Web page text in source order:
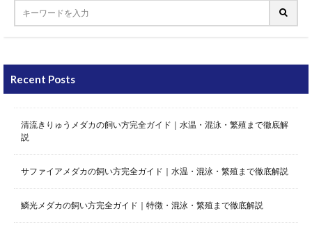
Recent Posts
清流きりゅうメダカの飼い方完全ガイド｜水温・混泳・繁殖まで徹底解
説
サファイアメダカの飼い方完全ガイド｜水温・混泳・繁殖まで徹底解説
鱗光メダカの飼い方完全ガイド｜特徴・混泳・繁殖まで徹底解説